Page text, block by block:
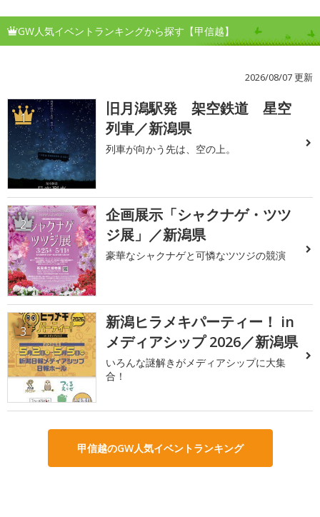
GW人気イベントランキングから探す【甲信越】
2026/08/07 更新
1
旧月潟駅発 架空鉄道 星空
列車／新潟県
列車が向かう先は、空の上。
2
企画展示「シャクナゲ・ツツ
ジ展」／新潟県
豪華なシャクナゲと可憐なツツジの競演
3
新潟ヒラメキパーティー！ in
メディアシップ 2026／新潟県
いろんな謎解きがメディアシップに大集
合！
甲信越のGW人気イベントランキング